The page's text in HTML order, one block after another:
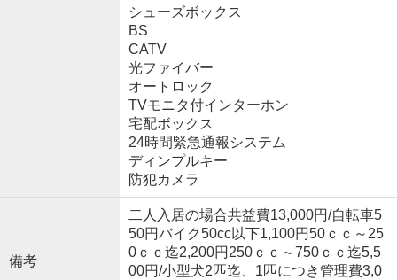
シューズボックス
BS
CATV
光ファイバー
オートロック
TVモニタ付インターホン
宅配ボックス
24時間緊急通報システム
ディンプルキー
防犯カメラ
備考
二人入居の場合共益費13,000円/自転車5
50円バイク50cc以下1,100円50ｃｃ～25
0ｃｃ迄2,200円250ｃｃ～750ｃｃ迄5,5
00円/小型犬2匹迄、1匹につき管理費3,0